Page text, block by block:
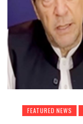
FEATURED NEWS